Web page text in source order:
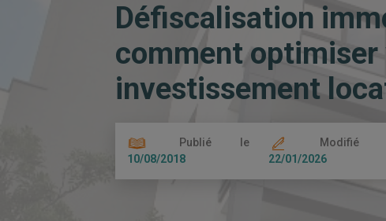
Défiscalisation
comment
investissement
Publié le
10/08/2018
Modifié
22/01/2026